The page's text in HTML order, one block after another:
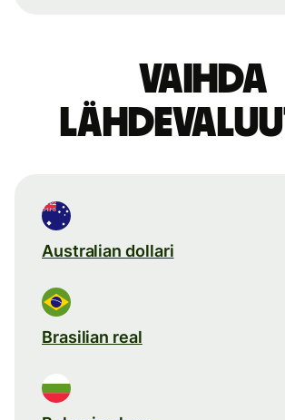
Vaihda
Australian dollari
Brasilian real